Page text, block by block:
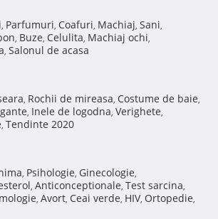
, Parfumuri, Coafuri, Machiaj, Sani,
, Buze, Celulita, Machiaj ochi,
, Salonul de acasa
, Rochii de mireasa, Costume de baie,
, Inele de logodna, Verighete,
, Tendinte 2020
, Psihologie, Ginecologie,
, Anticonceptionale, Test sarcina,
, Avort, Ceai verde, HIV, Ortopedie,